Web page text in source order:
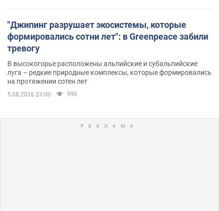
"Джипинг разрушает экосистемы, которые
формировались сотни лет": в Greenpeace забили
тревогу
В высокогорье расположены альпийские и субальпийские
луга – редкие природные комплексы, которые формировались
на протяжении сотен лет
5.08.2026 23:00 990